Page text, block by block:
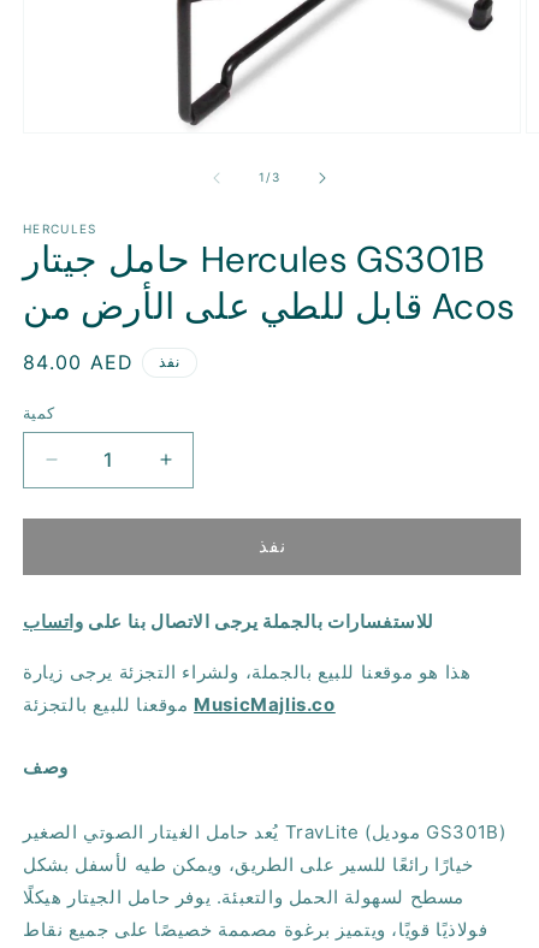
وسيط
1 /ل3
HERCULES
حامل جيتار Hercules GS301B
قابل للطي على الأرض من Acos
سعر
84.00 AED نفذ
كمية
ل
جيتار
GS301B
للطي
على
Acos
زيادة
ل
جيتار
GS301B
للطي
على
نفذ
للاستفسارات بالجملة يرجى الاتصال بنا على واتساب
هذا هو موقعنا للبيع بالجملة، ولشراء التجزئة يرجى زيارة
MusicMajlis.co
وصف
يُعد حامل الغيتار الصوتي الصغير TravLite (موديل GS301B)
خيارًا رائعًا للسير على الطريق، ويمكن طيه لأسفل بشكل
مسطح لسهولة الحمل والتعبئة. يوفر حامل الجيتار هيكلًا
فولاذيًا قويًا، ويتميز برغوة مصممة خصيصًا على جميع نقاط